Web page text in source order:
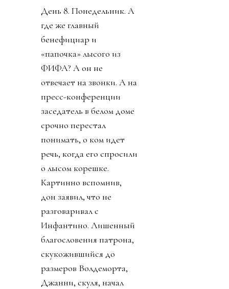
День 8. Понедельник. А
где же главный
бенефициар и
«папочка» лысого из
ФИФА? А он не
отвечает на звонки. А на
пресс-конференции
заседатель в белом доме
срочно перестал
понимать, о ком идет
речь, когда его спросили
о лысом корешке.
Картинно вспомнив,
дон заявил, что не
разговаривал с
Инфантино. Лишенный
благословения патрона,
скукожившийся до
размеров Волдеморта,
Джанни, скуля, начал